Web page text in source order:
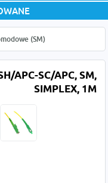
(SM)
APC-SC/APC, SM,
SIMPLEX, 1M